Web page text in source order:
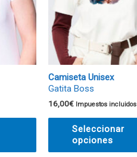
Camiseta Unisex
Gatita Boss
16,00€ Impuestos incluidos
Seleccionar
opciones